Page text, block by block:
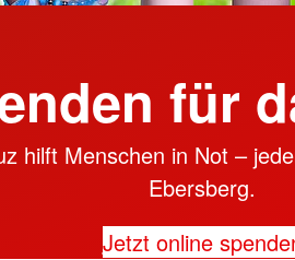
für
hilft Menschen in Not –
Ebersberg.
Jetzt online